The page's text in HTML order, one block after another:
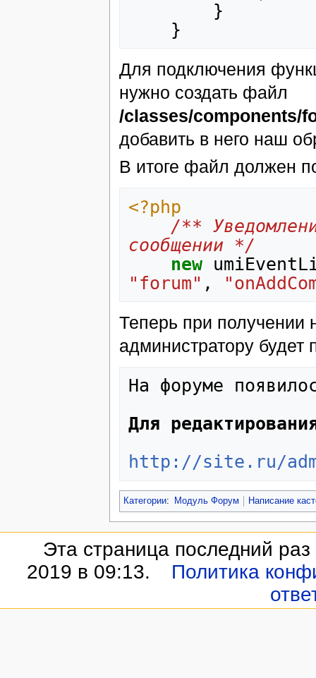
}
}
Для подключения
нужно создать файл
/classes/components/
добавить в него наш
В итоге файл должен
<?php
/**
сообщении */
new
"forum" ,
Теперь при
администратору будет
На форуме
Для
http://site.ru/
Категории: Модуль Форум Написание
Эта страница последний
2019 в 09:13.
Политика